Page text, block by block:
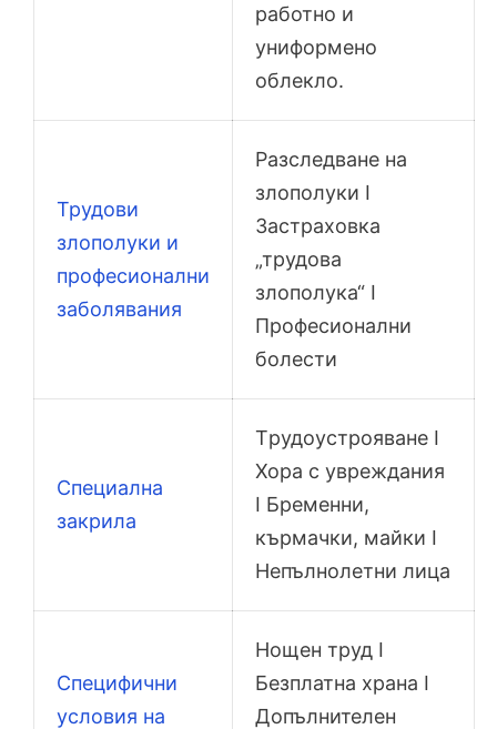
работно и
униформено
облекло.
Трудови
злополуки и
професионални
заболявания
Разследване на
злополуки I
Застраховка
„трудова
злополука“ I
Професионални
болести
Специална
закрила
Tрудоустрояване I
Хора с увреждания
I Бременни,
кърмачки, майки I
Непълнолетни лица
Специфични
условия на
Нощен труд I
Безплатна храна I
Допълнителен